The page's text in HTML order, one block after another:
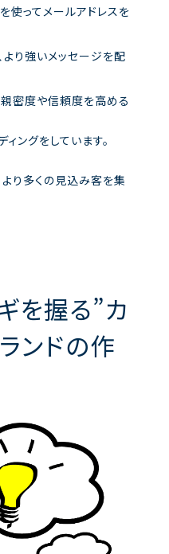
ってメールアドレスを
より強いメッセージを配
密度や信頼度を高める
ングをしています。
より多くの見込み客を集
を握る”カ
ンドの作